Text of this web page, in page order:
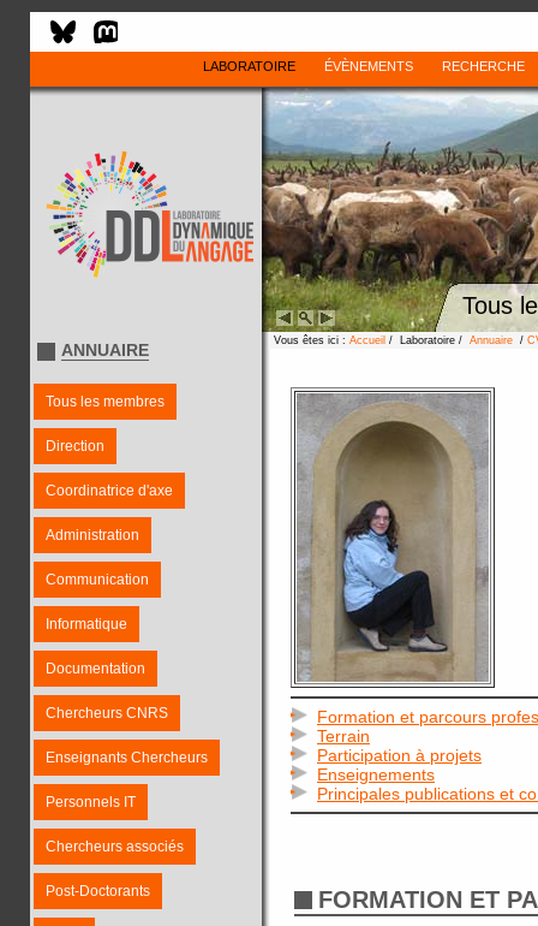
LABORATOIRE ÉVÈNEMENTS RECHERCHE
Tous
ANNUAIRE
Tous les membres
Direction
Coordinatrice d'axe
Administration
Communication
Informatique
Documentation
Chercheurs CNRS
Enseignants Chercheurs
Personnels IT
Chercheurs associés
Post-Doctorants
Vous êtes ici : Accueil / Laboratoire / Annuaire /
Formation et parcours
Terrain
Participation à projets
Enseignements
Principales publications et
FORMATION ET